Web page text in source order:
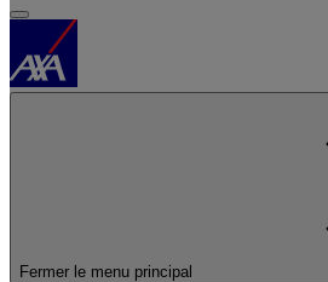
Fermer le menu principal